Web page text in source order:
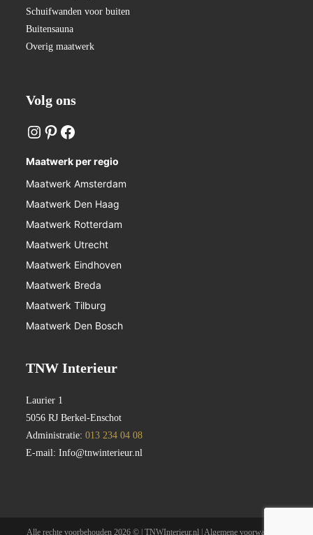
Schuifwanden voor buiten
Buitensauna
Overig maatwerk
Volg ons
Maatwerk per regio
Maatwerk Amsterdam
Maatwerk Den Haag
Maatwerk Rotterdam
Maatwerk Utrecht
Maatwerk Eindhoven
Maatwerk Breda
Maatwerk Tilburg
Maatwerk Den Bosch
TNW Interieur
Laurier 1
5056 RJ Berkel-Enschot
Administratie:013 234 04 08
E-mail:Info@tnwinterieur.nl
Alle rechte voorbehouden 2026 © | TNWInterieur.nl | Algemene voorwaarden